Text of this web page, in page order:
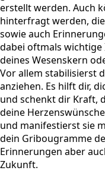
erstellt werden. Auch
hinterfragt werden,
sowie auch
dabei oftmals
deines Wesenskern
Vor allem stabilisierst
anziehen. Es hilft dir,
und schenkt dir Kraft,
deine
und manifestierst sie
dein Gribougramme
Erinnerungen aber
Zukunft.